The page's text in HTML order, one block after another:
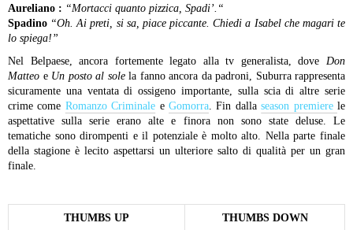
Aureliano : “Mortacci quanto pizzica, Spadi’. “
Spadino “Oh. Ai preti, si sa, piace piccante. Chiedi a Isabel che magari te
lo spiega!”
Nel Belpaese, ancora fortemente legato alla tv generalista, dove Don
Matteo e Un posto al solela fanno ancora da padroni, Suburra rappresenta
sicuramente una ventata di ossigeno importante, sulla scia di altre serie
crime come Romanzo Criminale eGomorra. Fin dallaseason premierele
aspettative sulla serie erano alte e finora non sono state deluse. Le
tematiche sono dirompenti e il potenziale è molto alto. Nella parte finale
della stagione è lecito aspettarsi un ulteriore salto di qualità per un gran
finale.
THUMBS UP THUMBS DOWN